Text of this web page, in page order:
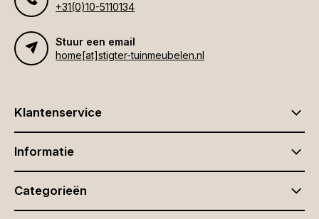
+31(0)10-5110134
Stuur een email
home[at]stigter-tuinmeubelen.nl
Klantenservice
Informatie
Categorieën